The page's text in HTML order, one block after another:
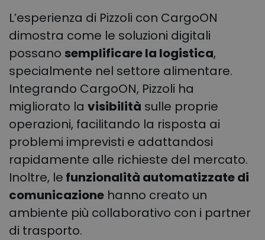
L’esperienza di Pizzoli con CargoON
dimostra come le soluzioni digitali
possano semplificare la logistica,
specialmente nel settore alimentare.
Integrando CargoON, Pizzoli ha
migliorato la visibilità sulle proprie
operazioni, facilitando la risposta ai
problemi imprevisti e adattandosi
rapidamente alle richieste del mercato.
Inoltre, le funzionalità automatizzate di
comunicazione hanno creato un
ambiente più collaborativo con i partner
di trasporto.